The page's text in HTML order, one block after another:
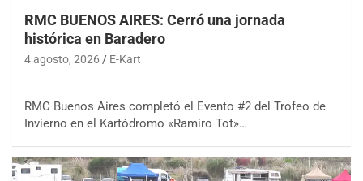
RMC BUENOS AIRES: Cerró una jornada
histórica en Baradero
4 agosto, 2026 E-Kart
RMC Buenos Aires completó el Evento #2 del Trofeo de
Invierno en el Kartódromo «Ramiro Tot»…